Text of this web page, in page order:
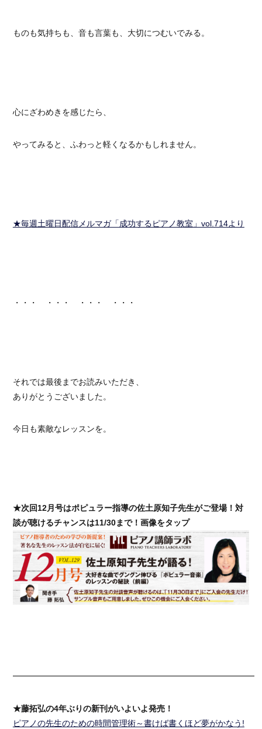
ものも気持ちも、音も言葉も、大切につむいでみる。
心にざわめきを感じたら、
やってみると、ふわっと軽くなるかもしれません。
★毎週土曜日配信メルマガ「成功するピアノ教室」vol.714より
・・・ ・・・ ・・・ ・・・
それでは最後までお読みいただき、
ありがとうございました。
今日も素敵なレッスンを。
★次回12月号はポピュラー指導の佐土原知子先生がご登場！対
談が聴けるチャンスは11/30まで！画像をタップ
★藤拓弘の4年ぶりの新刊がいよいよ発売！
ピアノの先生のための時間管理術～書けば書くほど夢がかなう!